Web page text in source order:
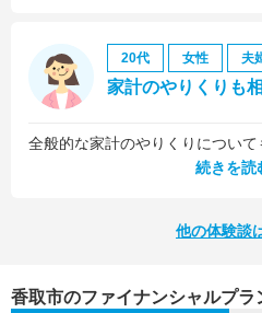
20代 女性 夫
家計のやりくりも
続きを読
他の体験談
香取市のファイナンシャルプラ